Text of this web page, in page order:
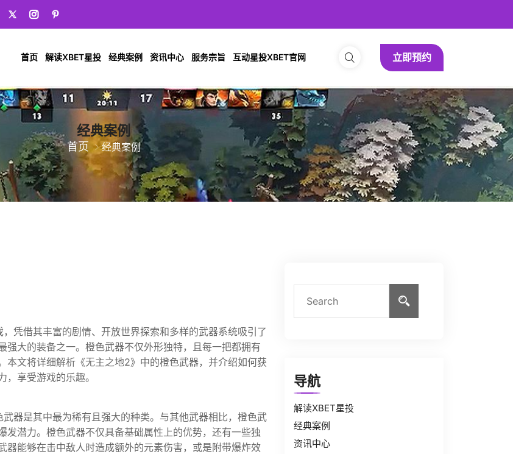
首页 解读XBET星投 经典案例 资讯中心 服务宗旨 互动星投XBET官网 立即预约
经典案例
首页 经典案例
凭借其丰富的剧情、开放世界探索和多样的武器系统吸引了
大的装备之一。橙色武器不仅外形独特，且每一把都拥有
文将详细解析《无主之地2》中的橙色武器，并介绍如何获
享受游戏的乐趣。
器是其中最为稀有且强大的种类。与其他武器相比，橙色武
潜力。橙色武器不仅具备基础属性上的优势，还有一些独
能够在击中敌人时造成额外的元素伤害，或是附带爆炸效
导航
解读XBET星投
经典案例
资讯中心